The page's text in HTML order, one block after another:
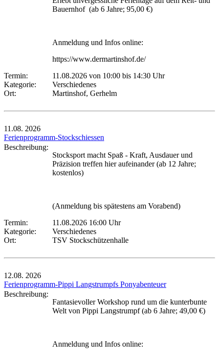
Bauernhof (ab 6 Jahre; 95,00 €)
Anmeldung und Infos online:
https://www.dermartinshof.de/
Termin:
11.08.2026 von 10:00 bis 14:30 Uhr
Kategorie:
Verschiedenes
Ort:
Martinshof, Gerhelm
11.08. 2026
Ferienprogramm-Stockschiessen
Beschreibung:
Stocksport macht Spaß - Kraft, Ausdauer und
Präzision treffen hier aufeinander (ab 12 Jahre;
kostenlos)
(Anmeldung bis spätestens am Vorabend)
Termin:
11.08.2026 16:00 Uhr
Kategorie:
Verschiedenes
Ort:
TSV Stockschützenhalle
12.08. 2026
Ferienprogramm-Pippi Langstrumpfs Ponyabenteuer
Beschreibung:
Fantasievoller Workshop rund um die kunterbunte
Welt von Pippi Langstrumpf (ab 6 Jahre; 49,00 €)
Anmeldung und Infos online: